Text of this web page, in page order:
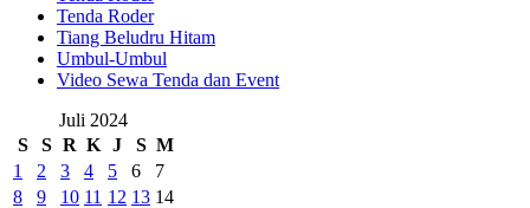
Tenda Roder
Tiang Beludru Hitam
Umbul-Umbul
Video Sewa Tenda dan Event
Juli 2024
S
S R K J S M
1
2 3 4 5 6
7
8
9 10 11 12 13 14